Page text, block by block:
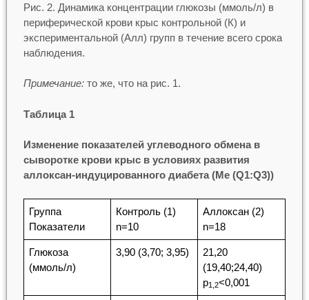
Рис. 2. Динамика концентрации глюкозы (ммоль/л) в
периферической крови крыс контрольной (К) и
экспериментальной (Алл) групп в течение всего срока
наблюдения.
Примечание: то же, что на рис. 1.
Таблица 1
Изменение показателей углеводного обмена в
сыворотке крови крыс в условиях развития
аллоксан-индуцированного диабета (Me (Q1:Q3))
Группа
Показатели
Контроль (1)
n=10
Аллоксан (2)
n=18
Глюкоза
(ммоль/л)
3,90 (3,70; 3,95)
21,20
(19,40;24,40)
p1,2<0,001